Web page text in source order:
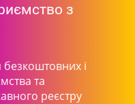
з
і
та
реєстру